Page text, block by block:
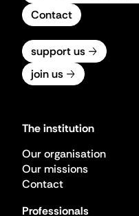
Contact
support us
join us
The institution
Our organisation
Our missions
Contact
Professionals